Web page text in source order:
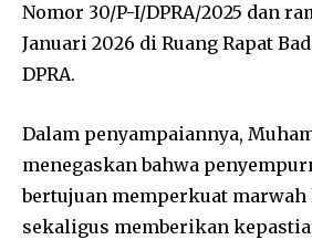
Nomor 30/P-I/DPRA/2025 dan
Januari 2026 di Ruang Rapat
DPRA.
Dalam penyampaiannya,
menegaskan bahwa
bertujuan memperkuat marwah
sekaligus memberikan